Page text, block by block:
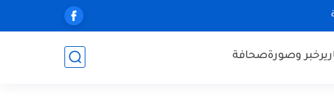
خبر وصورةصحافة